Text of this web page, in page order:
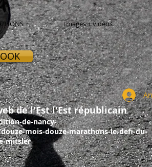
Images + vidéos
de l'Est l'Est républicain
de-nancy-
mois-douze-marathons-le-defi-du-
mitsler